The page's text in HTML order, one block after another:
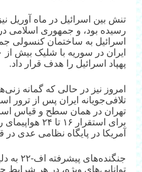
تنش بین اسرائیل در ماه آوریل
رسیده بود، و جمهوری اسلامی
اسرائیل به ساختمان کنسولی
پهپاد اسرائیل را هدف قرار داد.
امروز نیز در حالی که گمانه
تلافی‌جویانه ایران پس از ترور
تهران در همان سطح و قیاس
آمریکا در پایگاه نظامی عدی در
جنگنده‌های
توانایی‌های ویژه، در هر شرایط